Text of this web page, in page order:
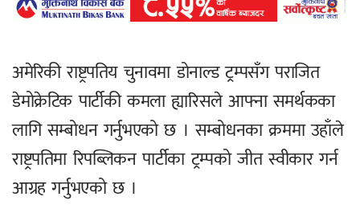
अमेरिकी राष्ट्रपतिय चुनावमा डोनाल्ड ट्रम्पसँग पराजित
डेमोक्रेटिक पार्टीकी कमला ह्यारिसले आफ्ना समर्थकका
लागि सम्बोधन गर्नुभएको छ । सम्बोधनका क्रममा उहाँले
राष्ट्रपतिमा रिपब्लिकन पार्टीका ट्रम्पको जीत स्वीकार गर्न
आग्रह गर्नुभएको छ ।